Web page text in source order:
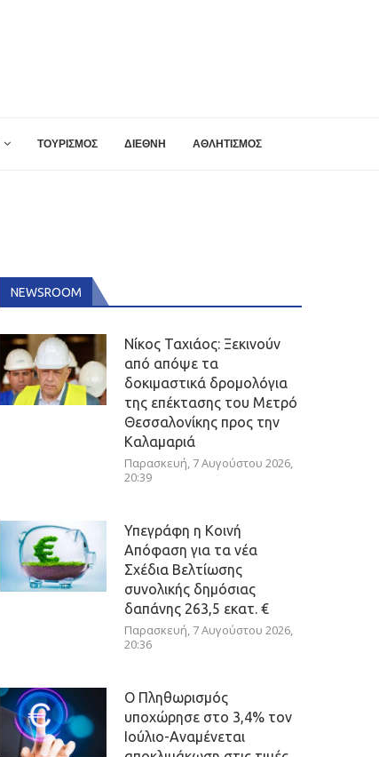
ΤΟΥΡΙΣΜΟΣ ΔΙΕΘΝΗ ΑΘΛΗΤΙΣΜΟΣ
NEWSROOM
Νίκος Ταχιάος: Ξεκινούν
από απόψε τα
δοκιμαστικά δρομολόγια
της επέκτασης του Μετρό
Θεσσαλονίκης προς την
Καλαμαριά
Παρασκευή, 7 Αυγούστου 2026,
20:39
Υπεγράφη η Κοινή
Απόφαση για τα νέα
Σχέδια Βελτίωσης
συνολικής δημόσιας
δαπάνης 263,5 εκατ. €
Παρασκευή, 7 Αυγούστου 2026,
20:36
Ο Πληθωρισμός
υποχώρησε στο 3,4% τον
Ιούλιο-Αναμένεται